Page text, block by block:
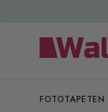
FOTOTAPETEN